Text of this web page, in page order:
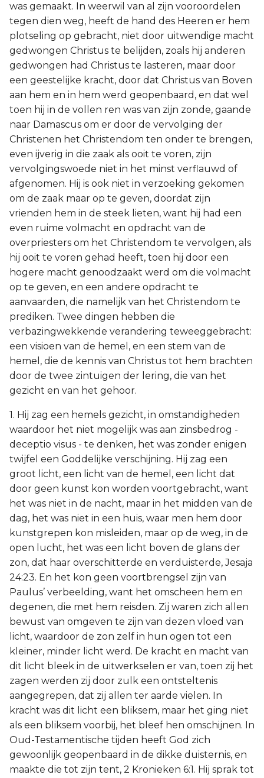
was gemaakt. In weerwil van al zijn vooroordelen
tegen dien weg, heeft de hand des Heeren er hem
plotseling op gebracht, niet door uitwendige macht
gedwongen Christus te belijden, zoals hij anderen
gedwongen had Christus te lasteren, maar door
een geestelijke kracht, door dat Christus van Boven
aan hem en in hem werd geopenbaard, en dat wel
toen hij in de vollen ren was van zijn zonde, gaande
naar Damascus om er door de vervolging der
Christenen het Christendom ten onder te brengen,
even ijverig in die zaak als ooit te voren, zijn
vervolgingswoede niet in het minst verflauwd of
afgenomen. Hij is ook niet in verzoeking gekomen
om de zaak maar op te geven, doordat zijn
vrienden hem in de steek lieten, want hij had een
even ruime volmacht en opdracht van de
overpriesters om het Christendom te vervolgen, als
hij ooit te voren gehad heeft, toen hij door een
hogere macht genoodzaakt werd om die volmacht
op te geven, en een andere opdracht te
aanvaarden, die namelijk van het Christendom te
prediken. Twee dingen hebben die
verbazingwekkende verandering teweeggebracht:
een visioen van de hemel, en een stem van de
hemel, die de kennis van Christus tot hem brachten
door de twee zintuigen der lering, die van het
gezicht en van het gehoor.
1. Hij zag een hemels gezicht, in omstandigheden
waardoor het niet mogelijk was aan zinsbedrog -
deceptio visus - te denken, het was zonder enigen
twijfel een Goddelijke verschijning. Hij zag een
groot licht, een licht van de hemel, een licht dat
door geen kunst kon worden voortgebracht, want
het was niet in de nacht, maar in het midden van de
dag, het was niet in een huis, waar men hem door
kunstgrepen kon misleiden, maar op de weg, in de
open lucht, het was een licht boven de glans der
zon, dat haar overschitterde en verduisterde, Jesaja
24:23. En het kon geen voortbrengsel zijn van
Paulus’ verbeelding, want het omscheen hem en
degenen, die met hem reisden. Zij waren zich allen
bewust van omgeven te zijn van dezen vloed van
licht, waardoor de zon zelf in hun ogen tot een
kleiner, minder licht werd. De kracht en macht van
dit licht bleek in de uitwerkselen er van, toen zij het
zagen werden zij door zulk een ontsteltenis
aangegrepen, dat zij allen ter aarde vielen. In
kracht was dit licht een bliksem, maar het ging niet
als een bliksem voorbij, het bleef hen omschijnen. In
Oud-Testamentische tijden heeft God zich
gewoonlijk geopenbaard in de dikke duisternis, en
maakte die tot zijn tent, 2 Kronieken 6:1. Hij sprak tot